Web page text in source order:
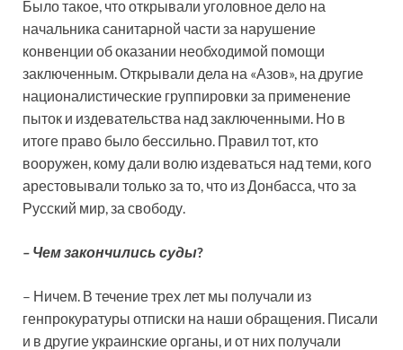
Было такое, что открывали уголовное дело на
начальника санитарной части за нарушение
конвенции об оказании необходимой помощи
заключенным. Открывали дела на «Азов», на другие
националистические группировки за применение
пыток и издевательства над заключенными. Но в
итоге право было бессильно. Правил тот, кто
вооружен, кому дали волю издеваться над теми, кого
арестовывали только за то, что из Донбасса, что за
Русский мир, за свободу.
– Чем закончились суды?
– Ничем. В течение трех лет мы получали из
генпрокуратуры отписки на наши обращения. Писали
и в другие украинские органы, и от них получали